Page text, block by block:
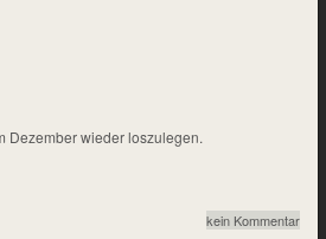
Dezember wieder loszulegen.
kein Kommentar